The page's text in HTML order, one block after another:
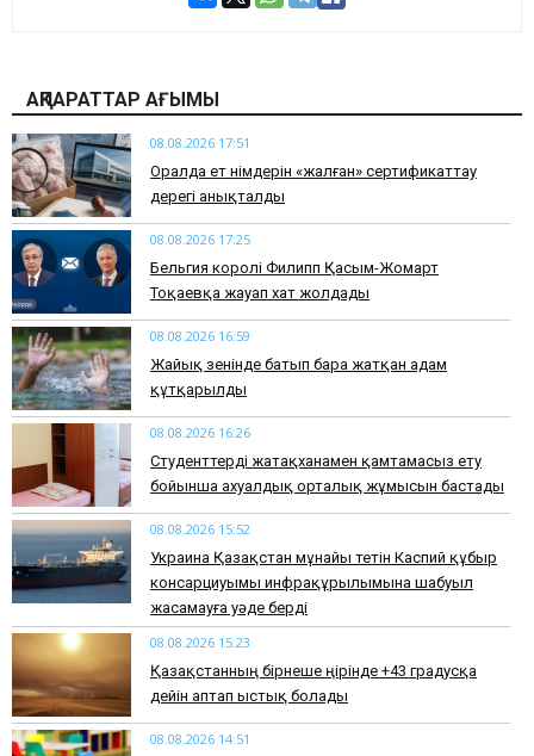
АҚПАРАТТАР АҒЫМЫ
08.08.2026 17:51
Оралда ет өнімдерін «жалған» сертификаттау
дерегі анықталды
08.08.2026 17:25
Бельгия королі Филипп Қасым-Жомарт
Тоқаевқа жауап хат жолдады
08.08.2026 16:59
Жайық өзенінде батып бара жатқан адам
құтқарылды
08.08.2026 16:26
Студенттерді жатақханамен қамтамасыз ету
бойынша ахуалдық орталық жұмысын бастады
08.08.2026 15:52
Украина Қазақстан мұнайы өтетін Каспий құбыр
консарциуымы инфрақұрылымына шабуыл
жасамауға уәде берді
08.08.2026 15:23
Қазақстанның бірнеше өңірінде +43 градусқа
дейін аптап ыстық болады
08.08.2026 14:51